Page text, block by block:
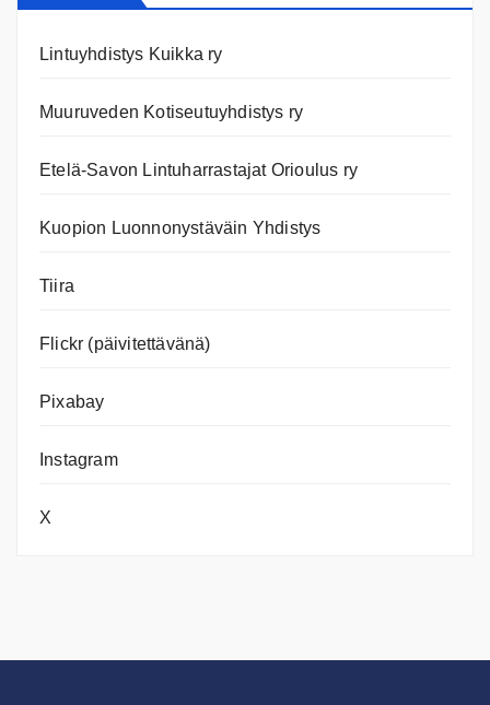
Lintuyhdistys Kuikka ry
Muuruveden Kotiseutuyhdistys ry
Etelä-Savon Lintuharrastajat Orioulus ry
Kuopion Luonnonystäväin Yhdistys
Tiira
Flickr (päivitettävänä)
Pixabay
Instagram
X